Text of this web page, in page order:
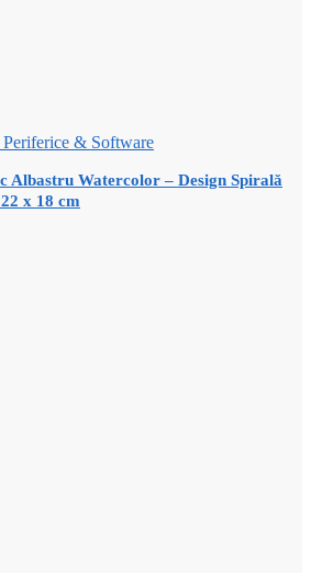
Periferice & Software
Albastru Watercolor – Design Spirală
x 18 cm